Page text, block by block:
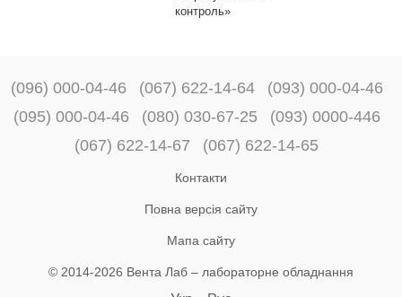
контроль»
(096) 000-04-46 (067) 622-14-64
(093) 000-04-46
(095) 000-04-46
(080) 030-67-25
(093) 0000-446
(067) 622-14-67
(067) 622-14-65
Контакти
Повна версія сайту
Мапа сайту
© 2014-2026 Вента Лаб – лабораторне обладнання